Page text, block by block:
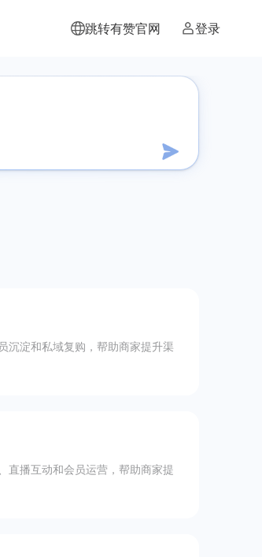
跳转有赞官网 登录
沉淀和私域复购，帮助商家提升渠
直播互动和会员运营，帮助商家提